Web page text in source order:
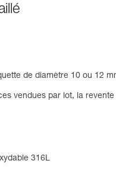
de diamètre 10 ou 12
vendues par lot, la
316L